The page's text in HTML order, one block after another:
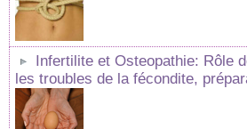
Infertilite et Osteopathie: Rôle
les troubles de la fécondite,